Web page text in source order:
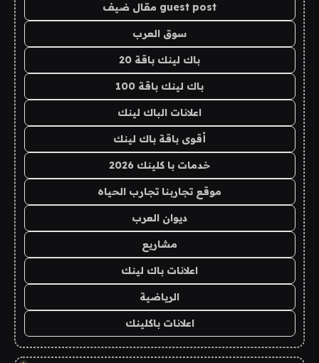
guest post مقال ضيف
سوق العرب
باك لينك باقة 20
باك لينك باقة 100
اعلانات الباك لينك
أقوى باقة باك لينك
خدمات با كلينك 2026
موقع تجاربنا تجارب الحياه
ديوان العرب
مشاريع
اعلانات باك لينك
الرياضية
اعلانات باكلينك